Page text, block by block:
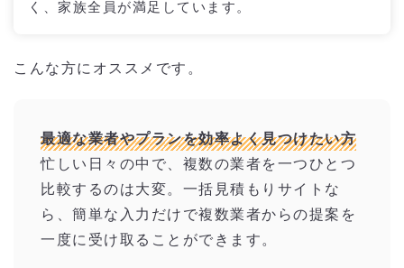
く、家族全員が満足しています。
こんな方にオススメです。
最適な業者やプランを効率よく見つけたい方
忙しい日々の中で、複数の業者を一つひとつ
比較するのは大変。一括見積もりサイトな
ら、簡単な入力だけで複数業者からの提案を
一度に受け取ることができます。